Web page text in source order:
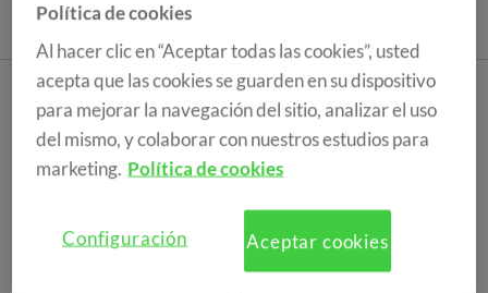
Política de cookies
Al hacer clic en “Aceptar todas las cookies”, usted
acepta que las cookies se guarden en su dispositivo
para mejorar la navegación del sitio, analizar el uso
del mismo, y colaborar con nuestros estudios para
marketing. Política de cookies
Aceptar cookies
Configuración